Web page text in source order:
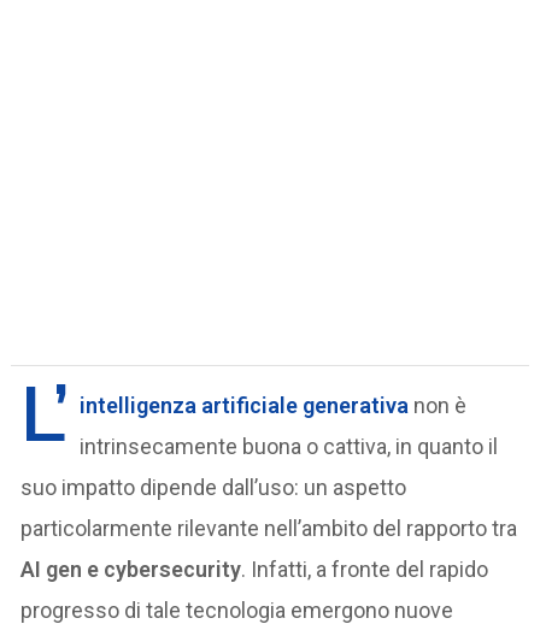
L’ intelligenza artificiale generativa non è
intrinsecamente buona o cattiva, in quanto il
suo impatto dipende dall’uso: un aspetto
particolarmente rilevante nell’ambito del rapporto tra
AI gen e cybersecurity. Infatti, a fronte del rapido
progresso di tale tecnologia emergono nuove